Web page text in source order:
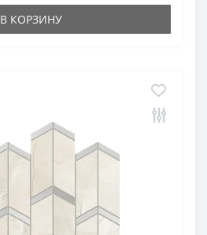
В КОРЗИНУ